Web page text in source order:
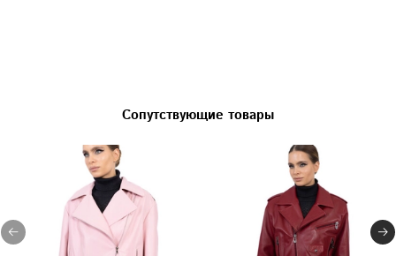
Сопутствующие товары